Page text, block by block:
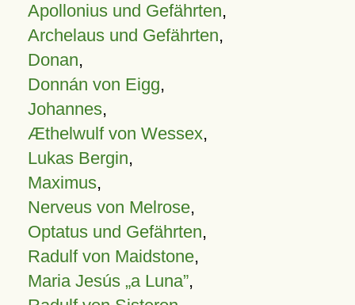
Apollonius und Gefährten,
Archelaus und Gefährten,
Donan,
Donnán von Eigg,
Johannes,
Æthelwulf von Wessex,
Lukas Bergin,
Maximus,
Nerveus von Melrose,
Optatus und Gefährten,
Radulf von Maidstone,
Maria Jesús „a Luna”,